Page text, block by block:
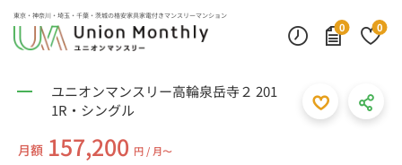
東京・神奈川・埼玉・千葉・茨城の格安家具家電付きマンスリーマンション
0
0
ユニオンマンスリー高輪泉岳寺２ 201
1R・シングル
月額 157,200 円 / 月〜